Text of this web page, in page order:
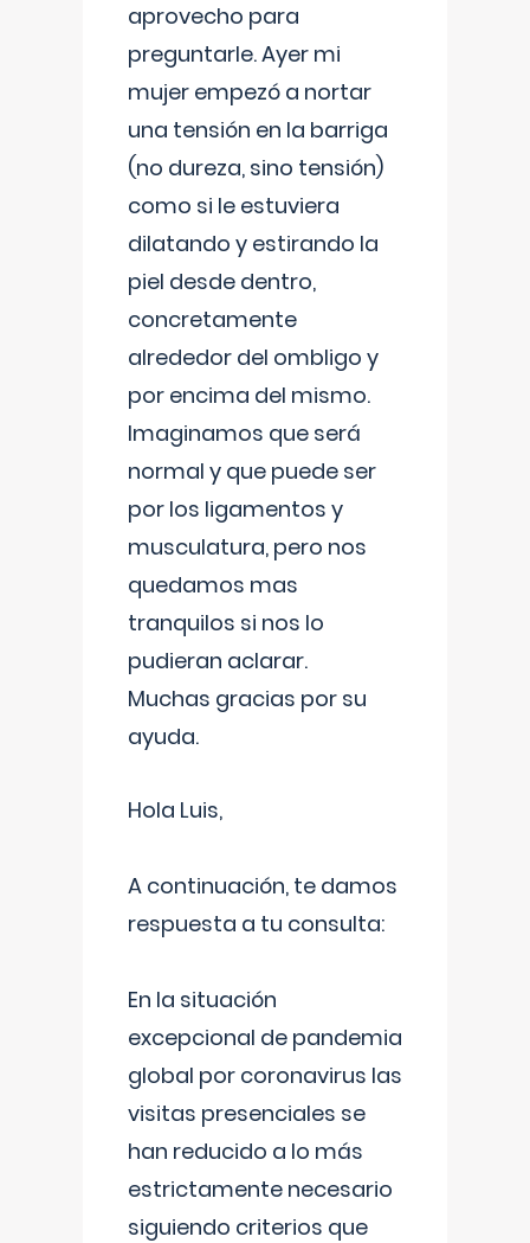
aprovecho para
preguntarle. Ayer mi
mujer empezó a nortar
una tensión en la barriga
(no dureza, sino tensión)
como si le estuviera
dilatando y estirando la
piel desde dentro,
concretamente
alrededor del ombligo y
por encima del mismo.
Imaginamos que será
normal y que puede ser
por los ligamentos y
musculatura, pero nos
quedamos mas
tranquilos si nos lo
pudieran aclarar.
Muchas gracias por su
ayuda.
Hola Luis,
A continuación, te damos
respuesta a tu consulta:
En la situación
excepcional de pandemia
global por coronavirus las
visitas presenciales se
han reducido a lo más
estrictamente necesario
siguiendo criterios que